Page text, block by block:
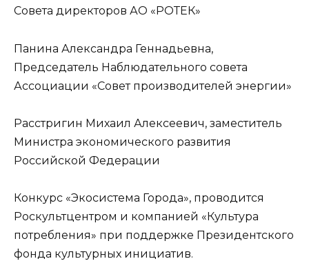
Совета директоров АО «РОТЕК»
Панина Александра Геннадьевна,
Председатель Наблюдательного совета
Ассоциации «Совет производителей энергии»
Расстригин Михаил Алексеевич, заместитель
Министра экономического развития
Российской Федерации
Конкурс «Экосистема Города», проводится
Роскультцентром и компанией «Культура
потребления» при поддержке Президентского
фонда культурных инициатив.